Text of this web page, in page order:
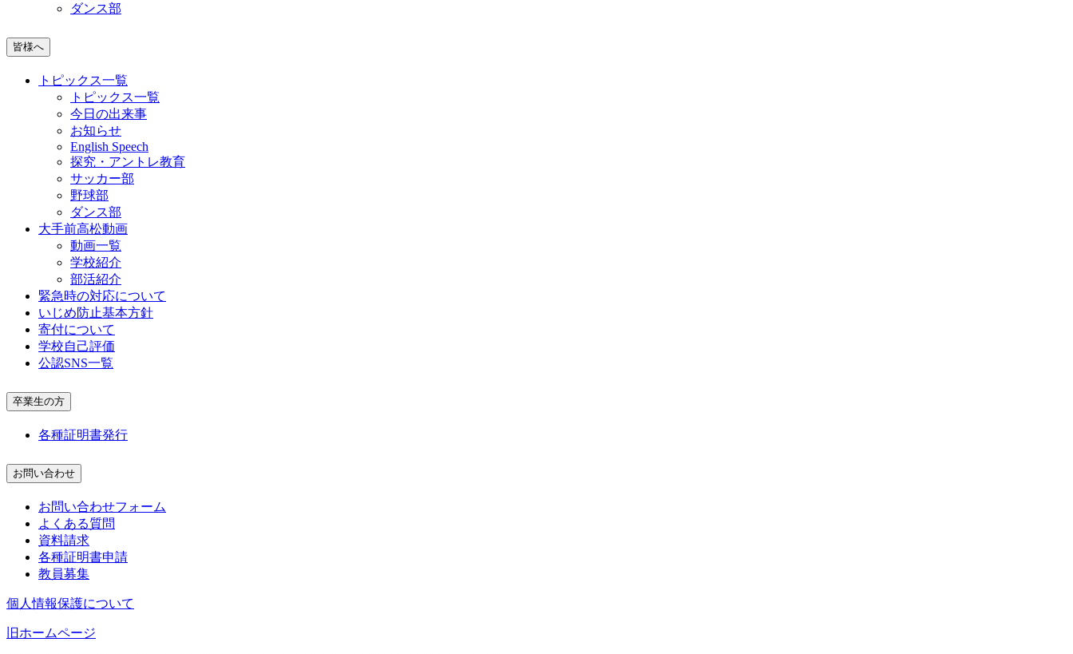
ダンス部
皆様へ
トピックス一覧
トピックス一覧
今日の出来事
お知らせ
English Speech
探究・アントレ教育
サッカー部
野球部
ダンス部
大手前高松動画
動画一覧
学校紹介
部活紹介
緊急時の対応について
いじめ防止基本方針
寄付について
学校自己評価
公認SNS一覧
卒業生の方
各種証明書発行
お問い合わせ
お問い合わせフォーム
よくある質問
資料請求
各種証明書申請
教員募集
個人情報保護について
旧ホームページ